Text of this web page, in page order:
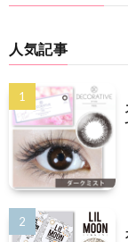
人気記事